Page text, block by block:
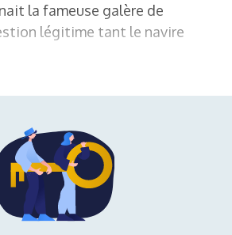
la fameuse galère de
légitime tant le navire